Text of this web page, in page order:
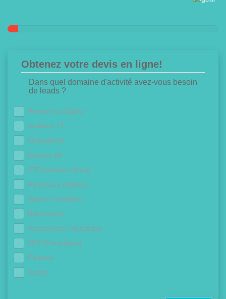
Obtenez votre devis en ligne!
Dans quel domaine d'activité avez-vous besoin
de leads ?
Pompes à chaleur
Isolation 1€
Chaudières
Douche 0€
ITE (Isolation Murs)
Panneaux solaires
Volets / Fenêtres
Rénovation
Assurances / Mutuelles
CPF (Formation)
Finance
Autres